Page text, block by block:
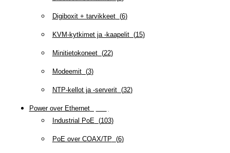
Digiboxit + tarvikkeet(6)
KVM-kytkimet ja -kaapelit(15)
Minitietokoneet(22)
Modeemit(3)
NTP-kellot ja -serverit(32)
Power over Ethernet(
Industrial PoE(103)
PoE over COAX/TP (6)